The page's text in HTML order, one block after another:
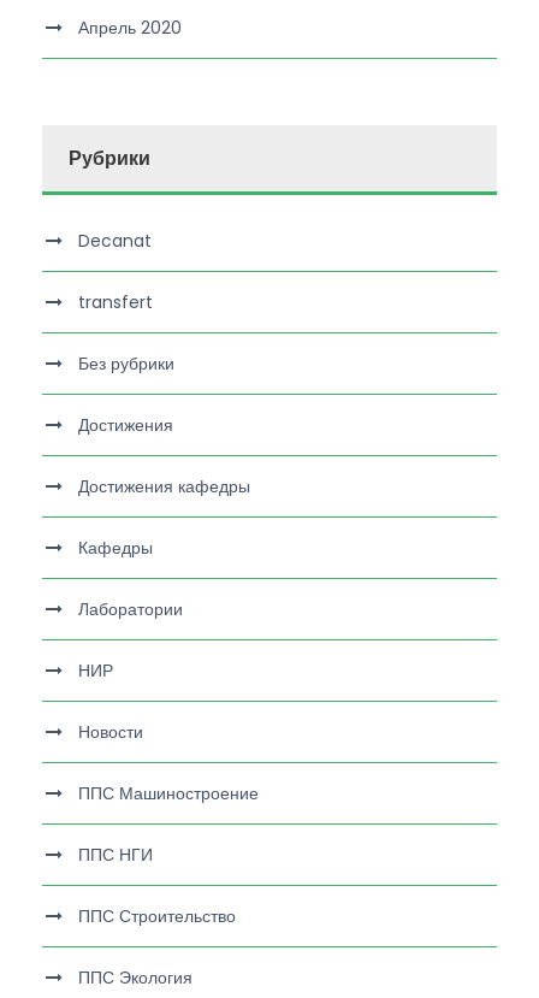
Апрель 2020
Рубрики
Decanat
transfert
Без рубрики
Достижения
Достижения кафедры
Кафедры
Лаборатории
НИР
Новости
ППС Машиностроение
ППС НГИ
ППС Строительство
ППС Экология